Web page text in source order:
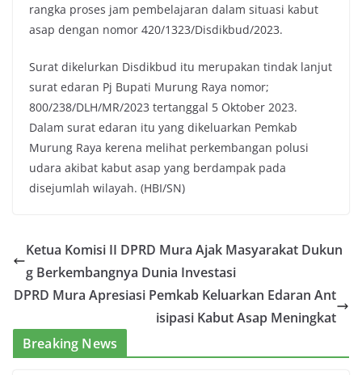
rangka proses jam pembelajaran dalam situasi kabut
asap dengan nomor 420/1323/Disdikbud/2023.
Surat dikelurkan Disdikbud itu merupakan tindak lanjut
surat edaran Pj Bupati Murung Raya nomor;
800/238/DLH/MR/2023 tertanggal 5 Oktober 2023.
Dalam surat edaran itu yang dikeluarkan Pemkab
Murung Raya kerena melihat perkembangan polusi
udara akibat kabut asap yang berdampak pada
disejumlah wilayah. (HBI/SN)
Ketua Komisi II DPRD Mura Ajak Masyarakat Dukun
g Berkembangnya Dunia Investasi
DPRD Mura Apresiasi Pemkab Keluarkan Edaran Ant
isipasi Kabut Asap Meningkat
Breaking News